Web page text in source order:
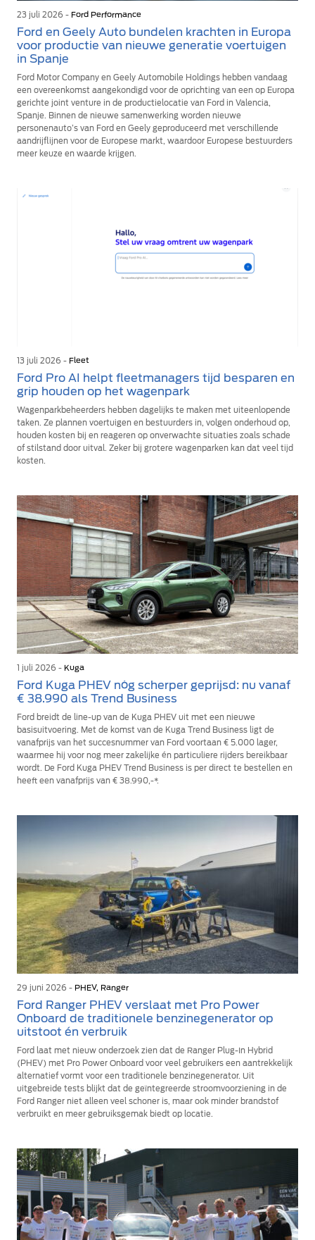
23 juli 2026 - Ford Performance
Ford en Geely Auto bundelen krachten in Europa
voor productie van nieuwe generatie voertuigen
in Spanje
Ford Motor Company en Geely Automobile Holdings hebben vandaag
een overeenkomst aangekondigd voor de oprichting van een op Europa
gerichte joint venture in de productielocatie van Ford in Valencia,
Spanje. Binnen de nieuwe samenwerking worden nieuwe
personenauto’s van Ford en Geely geproduceerd met verschillende
aandrijflijnen voor de Europese markt, waardoor Europese bestuurders
meer keuze en waarde krijgen.
13 juli 2026 - Fleet
Ford Pro AI helpt fleetmanagers tijd besparen en
grip houden op het wagenpark
Wagenparkbeheerders hebben dagelijks te maken met uiteenlopende
taken. Ze plannen voertuigen en bestuurders in, volgen onderhoud op,
houden kosten bij en reageren op onverwachte situaties zoals schade
of stilstand door uitval. Zeker bij grotere wagenparken kan dat veel tijd
kosten.
1 juli 2026 - Kuga
Ford Kuga PHEV nóg scherper geprijsd: nu vanaf
€ 38.990 als Trend Business
Ford breidt de line-up van de Kuga PHEV uit met een nieuwe
basisuitvoering. Met de komst van de Kuga Trend Business ligt de
vanafprijs van het succesnummer van Ford voortaan € 5.000 lager,
waarmee hij voor nog meer zakelijke én particuliere rijders bereikbaar
wordt. De Ford Kuga PHEV Trend Business is per direct te bestellen en
heeft een vanafprijs van € 38.990,-*.
29 juni 2026 - PHEV, Ranger
Ford Ranger PHEV verslaat met Pro Power
Onboard de traditionele benzinegenerator op
uitstoot én verbruik
Ford laat met nieuw onderzoek zien dat de Ranger Plug-In Hybrid
(PHEV) met Pro Power Onboard voor veel gebruikers een aantrekkelijk
alternatief vormt voor een traditionele benzinegenerator. Uit
uitgebreide tests blijkt dat de geïntegreerde stroomvoorziening in de
Ford Ranger niet alleen veel schoner is, maar ook minder brandstof
verbruikt en meer gebruiksgemak biedt op locatie.